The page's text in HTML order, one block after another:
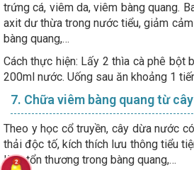
trứng cá, viêm da, viêm bàng quang.
axit dư thừa trong nước tiểu, giảm
bàng quang,…
Cách thực hiện: Lấy 2 thìa cà phê bột
200ml nước. Uống sau ăn khoảng 1
7. Chữa viêm bàng quang từ
Theo y học cổ truyền, cây dừa nước
thải độc tố, kích thích lưu thông tiểu
lành tổn thương trong bàng quang,…